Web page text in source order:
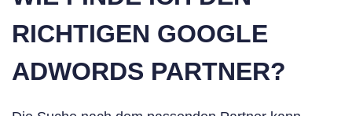
RICHTIGEN GOOGLE
ADWORDS PARTNER?